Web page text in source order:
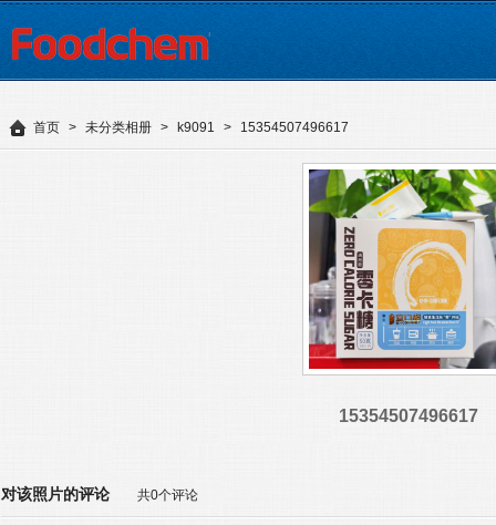
首页 > 未分类相册 > k9091 > 15354507496617
15354507496617
对该照片的评论 共0个评论